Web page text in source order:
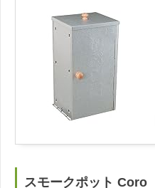
スモークポット Coro